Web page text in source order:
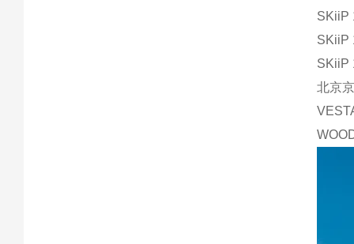
SKiiP
SKiiP
SKiiP
北京